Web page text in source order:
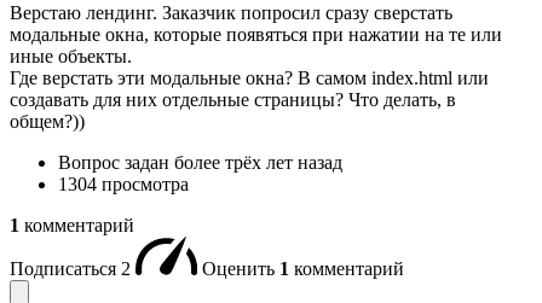
Верстаю лендинг. Заказчик попросил сразу сверстать
модальные окна, которые появяться при нажатии на те или
иные объекты.
Где верстать эти модальные окна? В самом index.html или
создавать для них отдельные страницы? Что делать, в
общем?))
Вопрос задан более трёх лет назад
1304 просмотра
1 комментарий
Подписаться 2 Оценить 1 комментарий